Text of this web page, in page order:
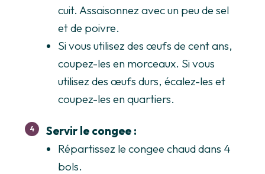
cuit. Assaisonnez avec un peu de sel
et de poivre.
Si vous utilisez des œufs de cent ans,
coupez-les en morceaux. Si vous
utilisez des œufs durs, écalez-les et
coupez-les en quartiers.
Servir le congee :
Répartissez le congee chaud dans 4
bols.